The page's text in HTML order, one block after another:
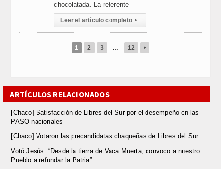
chocolatada. La referente
Leer el artículo completo ▸
1 2 3 … 12 ▸
ARTÍCULOS RELACIONADOS
[Chaco] Satisfacción de Libres del Sur por el desempeño en las
PASO nacionales
[Chaco] Votaron las precandidatas chaqueñas de Libres del Sur
Votó Jesús: “Desde la tierra de Vaca Muerta, convoco a nuestro
Pueblo a refundar la Patria”